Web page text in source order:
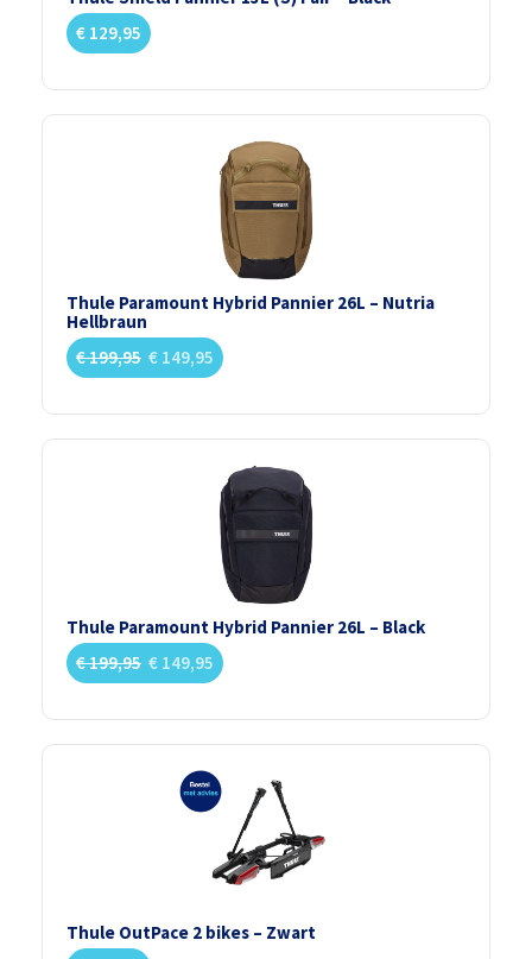
€ 129,95
Thule Paramount Hybrid Pannier 26L – Nutria
Hellbraun
€199,95 € 149,95
Thule Paramount Hybrid Pannier 26L – Black
€199,95 € 149,95
Thule OutPace 2 bikes – Zwart